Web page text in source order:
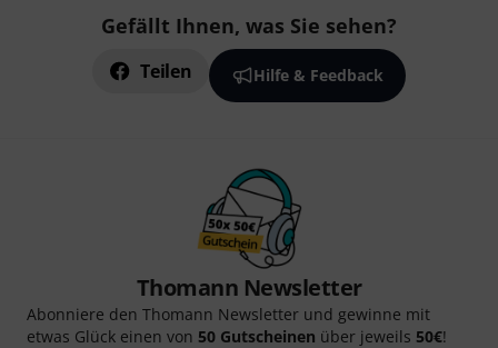
Gefällt Ihnen, was Sie sehen?
Teilen Hilfe & Feedback
Thomann Newsletter
Abonniere den Thomann Newsletter und gewinne mit
etwas Glück einen von 50 Gutscheinen über jeweils 50€!